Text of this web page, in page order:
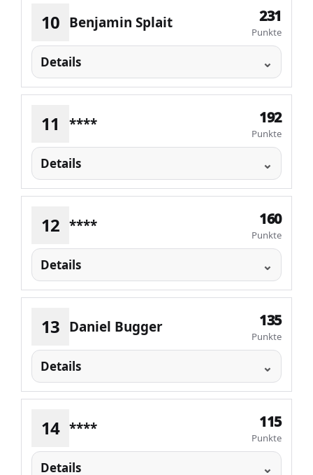
10 Benjamin Splait 231
Punkte
Details
11 **** 192
Punkte
Details
12 **** 160
Punkte
Details
13 Daniel Bugger 135
Punkte
Details
14 **** 115
Punkte
Details